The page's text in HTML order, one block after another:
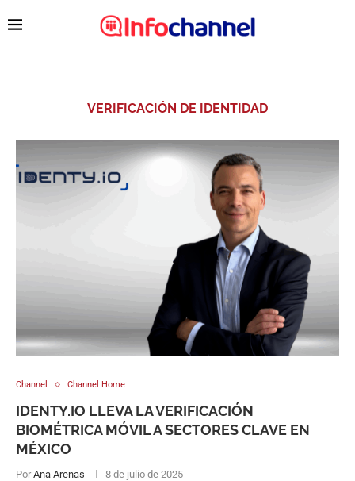
VERIFICACIÓN DE IDENTIDAD
Channel Channel Home
IDENTY.IO LLEVA LA VERIFICACIÓN
BIOMÉTRICA MÓVIL A SECTORES CLAVE EN
MÉXICO
Por Ana Arenas 8 de julio de 2025